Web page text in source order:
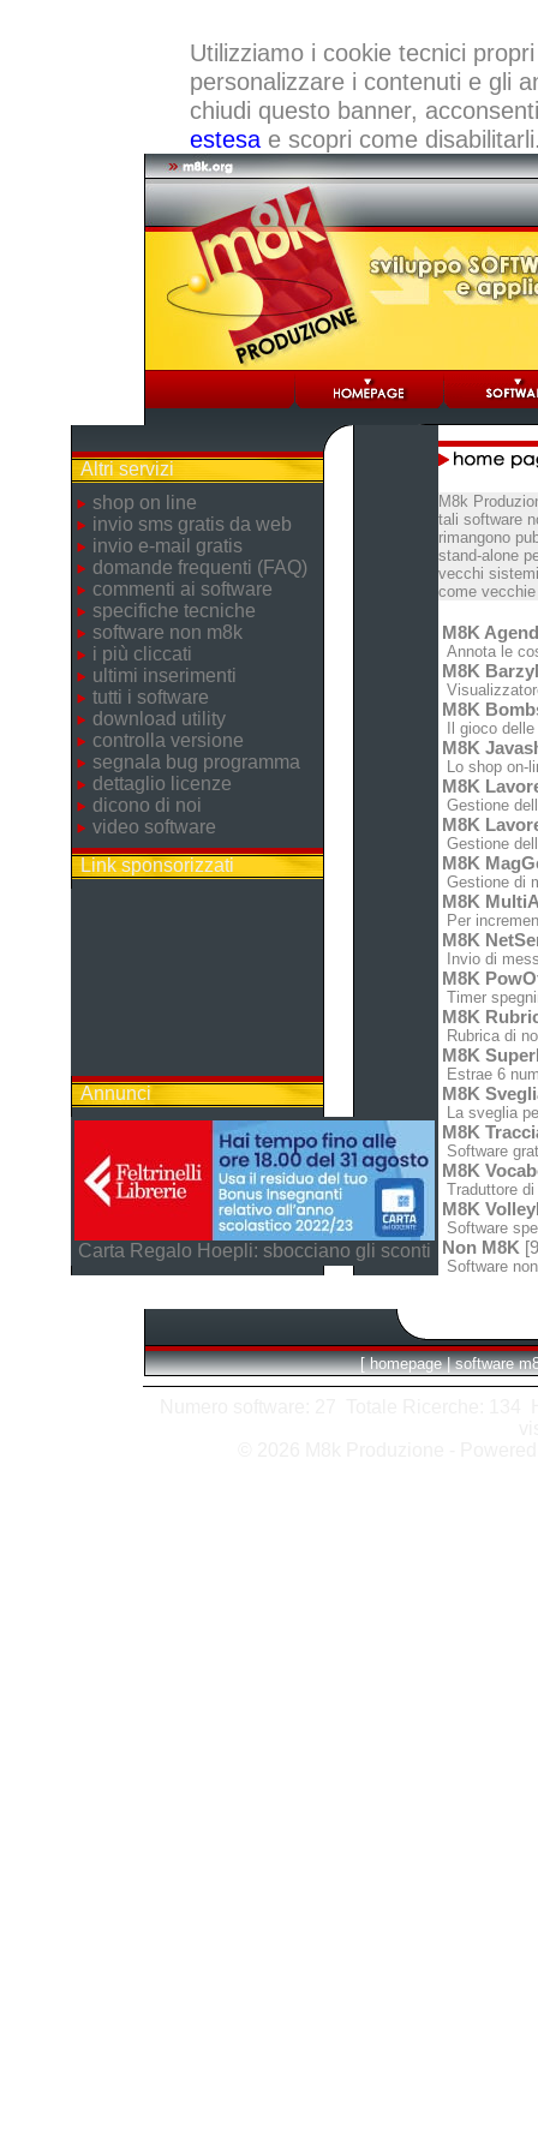
Utilizziamo i cookie tecnici
personalizzare i contenuti e gli
chiudi questo banner,
estesae scopri come
Altri servizi
shop on line
invio sms gratis da web
invio e-mail gratis
domande frequenti (FAQ)
commenti ai software
specifiche tecniche
software non m8k
i più cliccati
ultimi inserimenti
tutti i software
download utility
controlla versione
segnala bug programma
dettaglio licenze
dicono di noi
video software
Link sponsorizzati
Annunci
Carta Regalo Hoepli: sbocciano gli sconti
M8k
tali software
rimangono
stand-alone
vecchi
come
M8K
Annota le
M8K
M8K
Il gioco
M8K
Lo shop on-
M8K
Gestione
M8K
Gestione
M8K
Gestione di
M8K
Per
M8K
Invio di
M8K
Timer
M8K
Rubrica di
M8K
Estrae 6
M8K
La sveglia
M8K
Software
M8K
Traduttore
M8K
Software
Non M8K
Software
[ homepage | software